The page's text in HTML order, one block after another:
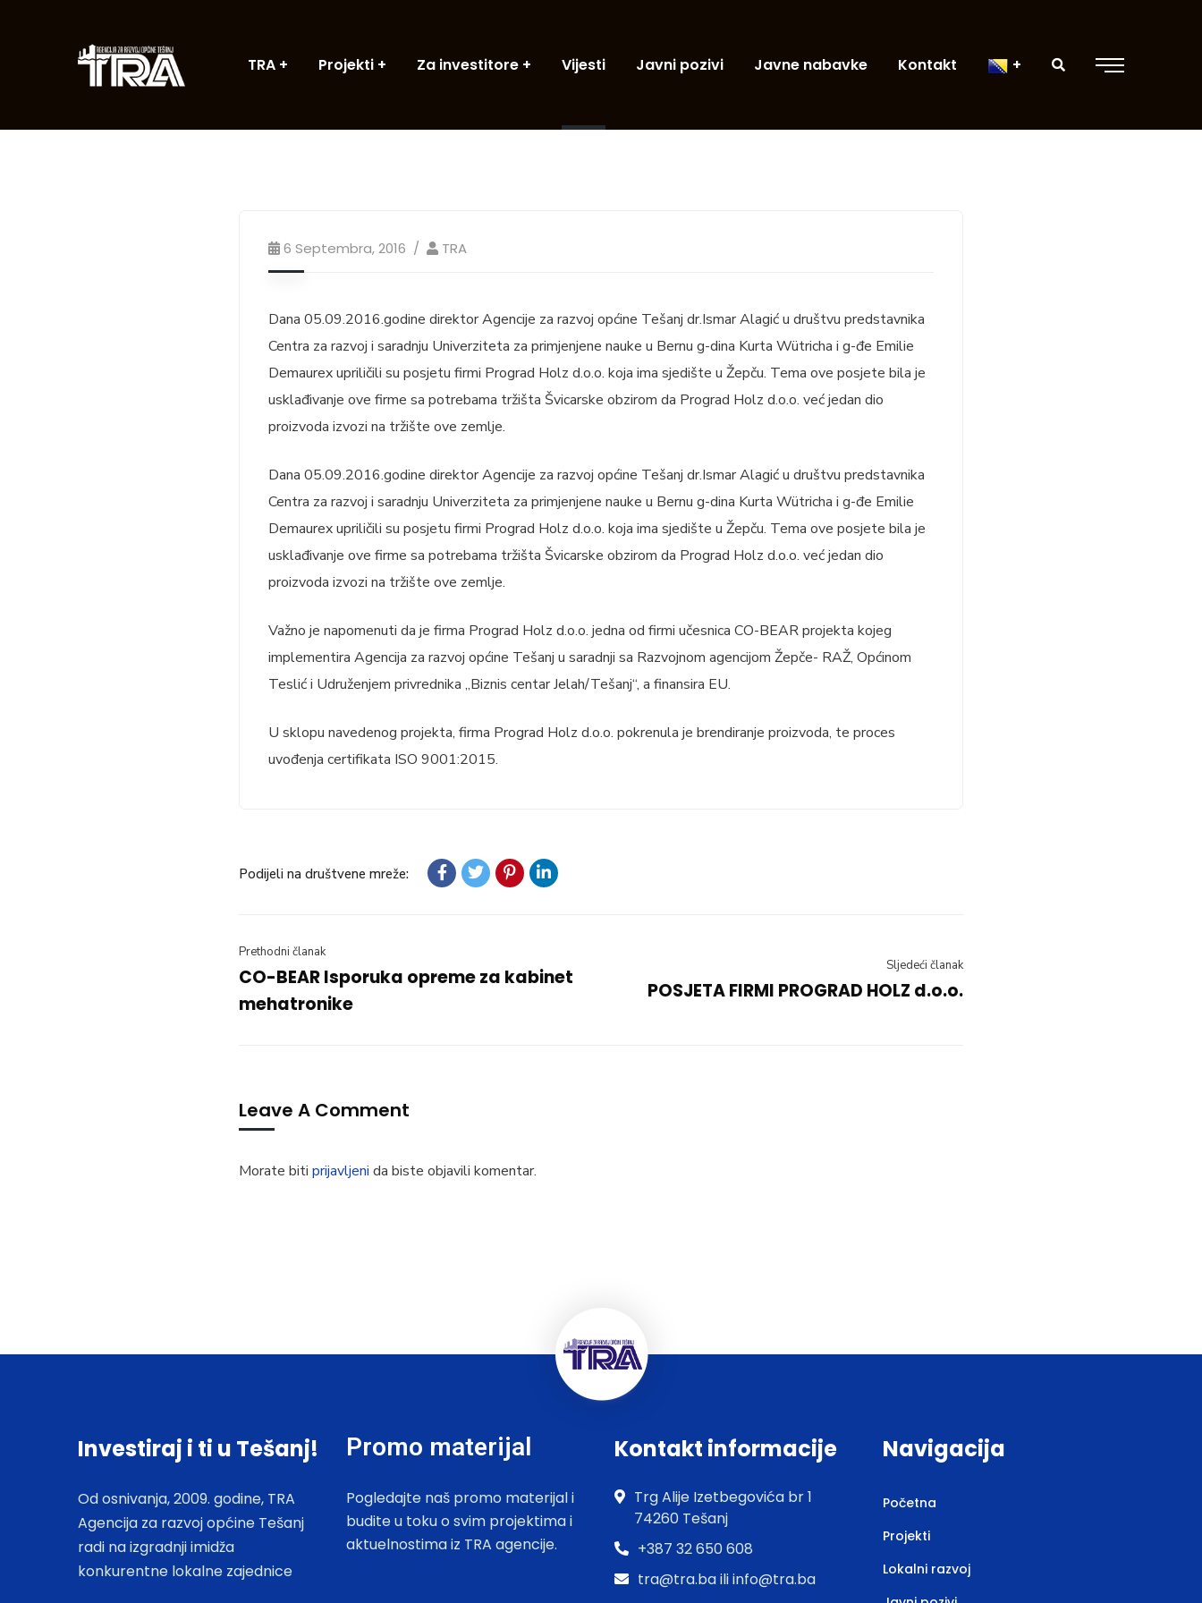
TRA Projekti Za investitore Vijesti Javni pozivi Javne nabavke Kontakt
6 Septembra, 2016 TRA
Dana 05.09.2016.godine direktor Agencije za razvoj općine Tešanj dr.Ismar Alagić u društvu predstavnika
Centra za razvoj i saradnju Univerziteta za primjenjene nauke u Bernu g-dina Kurta Wütricha i g-đe Emilie
Demaurex upriličili su posjetu firmi Prograd Holz d.o.o. koja ima sjedište u Žepču. Tema ove posjete bila je
usklađivanje ove firme sa potrebama tržišta Švicarske obzirom da Prograd Holz d.o.o. već jedan dio
proizvoda izvozi na tržište ove zemlje.
Dana 05.09.2016.godine direktor Agencije za razvoj općine Tešanj dr.Ismar Alagić u društvu predstavnika
Centra za razvoj i saradnju Univerziteta za primjenjene nauke u Bernu g-dina Kurta Wütricha i g-đe Emilie
Demaurex upriličili su posjetu firmi Prograd Holz d.o.o. koja ima sjedište u Žepču. Tema ove posjete bila je
usklađivanje ove firme sa potrebama tržišta Švicarske obzirom da Prograd Holz d.o.o. već jedan dio
proizvoda izvozi na tržište ove zemlje.
Važno je napomenuti da je firma Prograd Holz d.o.o. jedna od firmi učesnica CO-BEAR projekta kojeg
implementira Agencija za razvoj općine Tešanj u saradnji sa Razvojnom agencijom Žepče- RAŽ, Općinom
Teslić i Udruženjem privrednika „Biznis centar Jelah/Tešanj“, a finansira EU.
U sklopu navedenog projekta, firma Prograd Holz d.o.o. pokrenula je brendiranje proizvoda, te proces
uvođenja certifikata ISO 9001:2015.
Podijeli na društvene mreže:
Prethodni članak
CO-BEAR Isporuka opreme za kabinet
mehatronike
Sljedeći članak
POSJETA FIRMI PROGRAD HOLZ d.o.o.
Leave A Comment
Morate biti prijavljeni da biste objavili komentar.
Investiraj i ti u Tešanj!
Od osnivanja, 2009. godine, TRA
Agencija za razvoj općine Tešanj
radi na izgradnji imidža
konkurentne lokalne zajednice
Promo materijal
Pogledajte naš promo materijal i
budite u toku o svim projektima i
aktuelnostima iz TRA agencije.
Kontakt informacije
Trg Alije Izetbegovića br 1
74260 Tešanj
+387 32 650 608
tra@tra.ba ili info@tra.ba
Navigacija
Početna
Projekti
Lokalni razvoj